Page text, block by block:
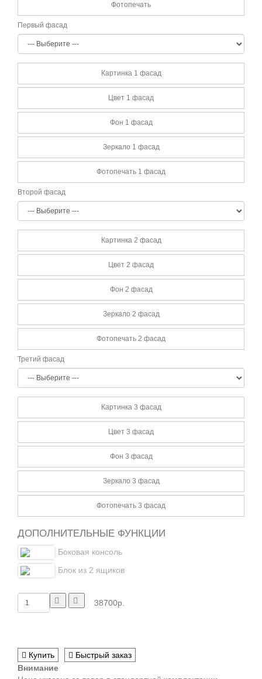
Фотопечать
Первый фасад
Картинка 1 фасад
Цвет 1 фасад
Фон 1 фасад
Зеркало 1 фасад
Фотопечать 1 фасад
Второй фасад
Картинка 2 фасад
Цвет 2 фасад
Фон 2 фасад
Зеркало 2 фасад
Фотопечать 2 фасад
Третий фасад
Картинка 3 фасад
Цвет 3 фасад
Фон 3 фасад
Зеркало 3 фасад
Фотопечать 3 фасад
ДОПОЛНИТЕЛЬНЫЕ ФУНКЦИИ
Боковая консоль
Блок из 2 ящиков
38700р.
Купить
Быстрый заказ
Внимание